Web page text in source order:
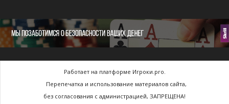
Работает на платформе Игроки.pro.
Перепечатка и использование материалов сайта,
без согласования с администрацией, ЗАПРЕЩЕНА!